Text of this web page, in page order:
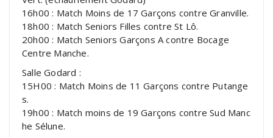
16h00 : Match Moins de 17 Garçons contre Granville.
18h00 : Match Seniors Filles contre St Lô.
20h00 : Match Seniors Garçons A contre Bocage
Centre Manche.
Salle Godard :
15H00 : Match Moins de 11 Garçons contre Putange
s.
19h00 : Match moins de 19 Garçons contre Sud Manc
he Sélune.